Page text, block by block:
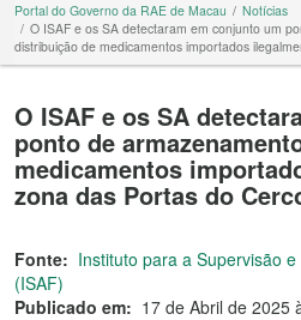
Portal do Governo da RAE de Macau
Notícias
O ISAF e os SA detectaram em conjunto um
distribuição de medicamentos importados
O ISAF e os SA
ponto de
medicamentos
zona das Portas do
Fonte: Instituto para a Supervisão
(ISAF)
Publicado em: 17 de Abril de 2025